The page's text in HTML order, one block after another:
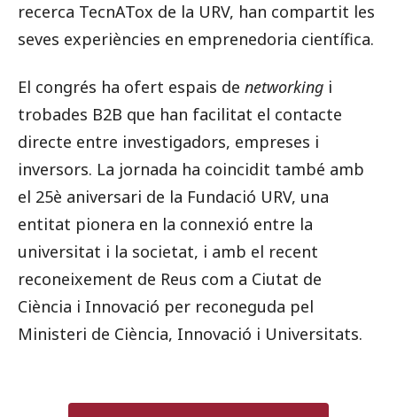
recerca TecnATox de la URV, han compartit les
seves experiències en emprenedoria científica.
El congrés ha ofert espais de networking i
trobades B2B que han facilitat el contacte
directe entre investigadors, empreses i
inversors. La jornada ha coincidit també amb
el 25è aniversari de la Fundació URV, una
entitat pionera en la connexió entre la
universitat i la societat, i amb el recent
reconeixement de Reus com a Ciutat de
Ciència i Innovació per reconeguda pel
Ministeri de Ciència, Innovació i Universitats.